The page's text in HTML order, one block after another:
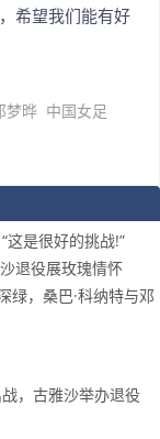
希望我们能有好
梦晔 中国女足
这是很好的挑战!”
退役展玫瑰情怀
绿，桑巴·科纳特与邓
，古雅沙举办退役